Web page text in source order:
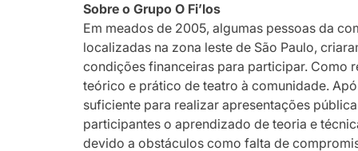
Sobre o Grupo O Fi’los
Em meados de 2005, algumas pessoas da
localizadas na zona leste de São Paulo,
condições financeiras para participar. Como
teórico e prático de teatro à comunidade.
suficiente para realizar apresentações
participantes o aprendizado de teoria e
devido a obstáculos como falta de